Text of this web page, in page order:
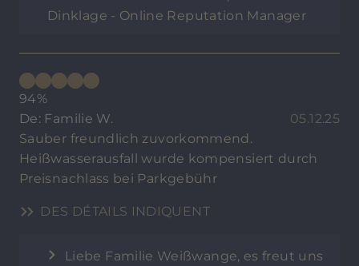
Dinklage - Online Reputation Manager
94%
De: Familie W.
05.12.25
Sauber freundlich zuvorkommend.
Heißwasserausfall wurde kompensiert durch
Preisnachlass bei Parkgebühr
DES DÉTAILS INDIQUENT
Liebe Familie Weißwange, es freut uns